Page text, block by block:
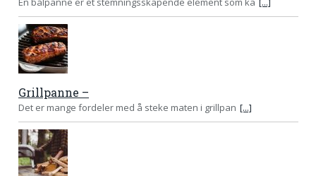
Grillpanne –
Det er mange fordeler med å steke maten i grillpan [...]